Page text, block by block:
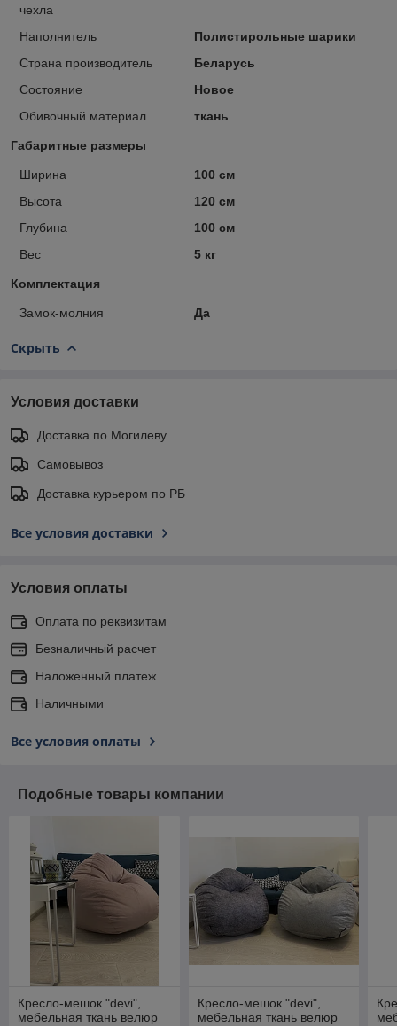
чехла
Наполнитель
Полистирольные шарики
Страна производитель
Беларусь
Состояние
Новое
Обивочный материал
ткань
Габаритные размеры
Ширина
100 см
Высота
120 см
Глубина
100 см
Вес
5 кг
Комплектация
Замок-молния Да
Скрыть
Условия доставки
Доставка по Могилеву
Самовывоз
Доставка курьером по РБ
Все условия доставки
Условия оплаты
Оплата по реквизитам
Безналичный расчет
Наложенный платеж
Наличными
Все условия оплаты
Подобные товары компании
Кресло-мешок "devi",
мебельная ткань велюр
Кресло-мешок "devi",
мебельная ткань велюр